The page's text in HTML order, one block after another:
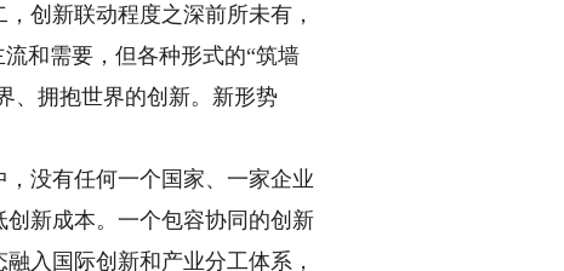
创新联动程度之深前所未有，
和需要，但各种形式的“筑墙
、拥抱世界的创新。新形势
没有任何一个国家、一家企业
新成本。一个包容协同的创新
入国际创新和产业分工体系，